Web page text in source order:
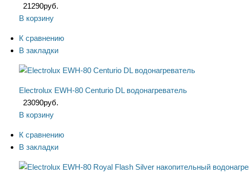
21290руб.
В корзину
К сравнению
В закладки
Electrolux EWH-80 Centurio DL водонагреватель
23090руб.
В корзину
К сравнению
В закладки